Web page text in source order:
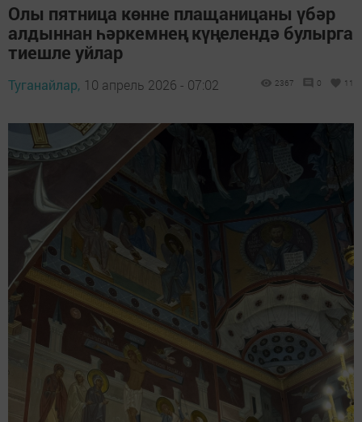
Олы пятница көнне плащаницаны үбәр
алдыннан һәркемнең күңелендә булырга
тиешле уйлар
Туганайлар, 10 апрель 2026 - 07:02 2367 0 11